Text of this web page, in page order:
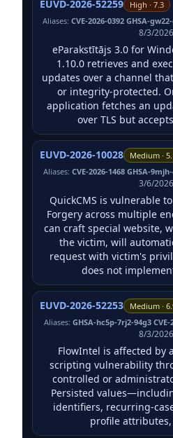
EUVD-2026-52259
High · 7.3
Aliases:CVE-2026-0392 GHSA-
8/3/2026
eParakstītājs 3.0 for
1.10.0 retrieves and
updates over a channel
or integrity-protected.
application fetches an
over TLS but
EUVD-2026-10028
Medium ·
Aliases: CVE-2026-1468 GHSA-
3/6/2026
QuickCMS is vulnerable
Forgery across multiple
can craft special website,
the victim, will
request with victim's
does not
EUVD-2026-52253
Medium ·
Aliases:GHSA-hc5p-7rj2-94g3 CVE-
8/3/2026
FlowIntel is affected by
scripting vulnerability
controlled or
Persisted
identifiers, recurring-
profile